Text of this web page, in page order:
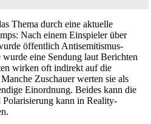
Thema durch eine aktuelle
Nach einem Einspieler über
öffentlich Antisemitismus-
eine Sendung laut Berichten
wirken oft indirekt auf die
Zuschauer werten sie als
Einordnung. Beides kann die
kann in Reality-